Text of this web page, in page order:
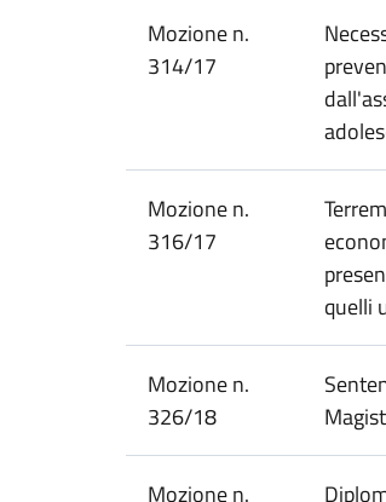
Mozione n.
314/17
Mozione n.
316/17
quelli
Mozione n.
326/18
Mozione n.